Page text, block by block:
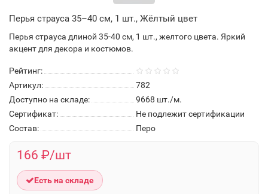
Перья страуса 35–40 см, 1 шт., Жёлтый цвет
Перья страуса длиной 35-40 см, 1 шт., желтого цвета. Яркий
акцент для декора и костюмов.
Рейтинг:
Артикул:
782
Доступно на складе:
9668 шт./м.
Сертификат:
Не подлежит сертификации
Состав:
Перо
166 ₽/шт
Есть на складе